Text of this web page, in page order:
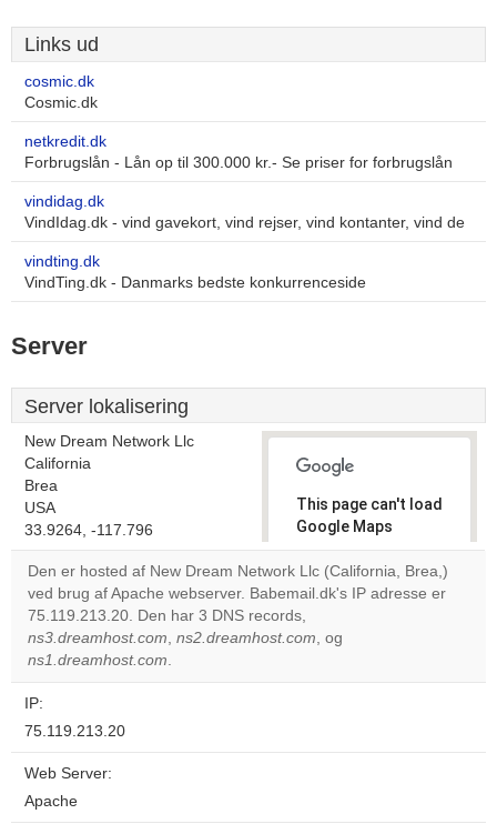
Links ud
cosmic.dk
Cosmic.dk
netkredit.dk
Forbrugslån - Lån op til 300.000 kr.- Se priser for forbrugslån
vindidag.dk
VindIdag.dk - vind gavekort, vind rejser, vind kontanter, vind de
vindting.dk
VindTing.dk - Danmarks bedste konkurrenceside
Server
Server lokalisering
New Dream Network Llc
California
Brea
USA
33.9264, -117.796
This page can't load
Google Maps
correctly.
Do you
website?
Den er hosted af New Dream Network Llc (California, Brea,)
ved brug af Apache webserver. Babemail.dk's IP adresse er
75.119.213.20. Den har 3 DNS records,
ns3.dreamhost.com, ns2.dreamhost.com, og
ns1.dreamhost.com.
IP:
75.119.213.20
Web Server:
Apache